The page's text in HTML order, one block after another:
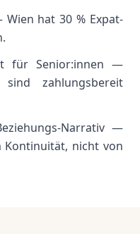
hat 30 % Expat-
für Senior:innen —
sind zahlungsbereit
Narrativ —
Kontinuität, nicht von